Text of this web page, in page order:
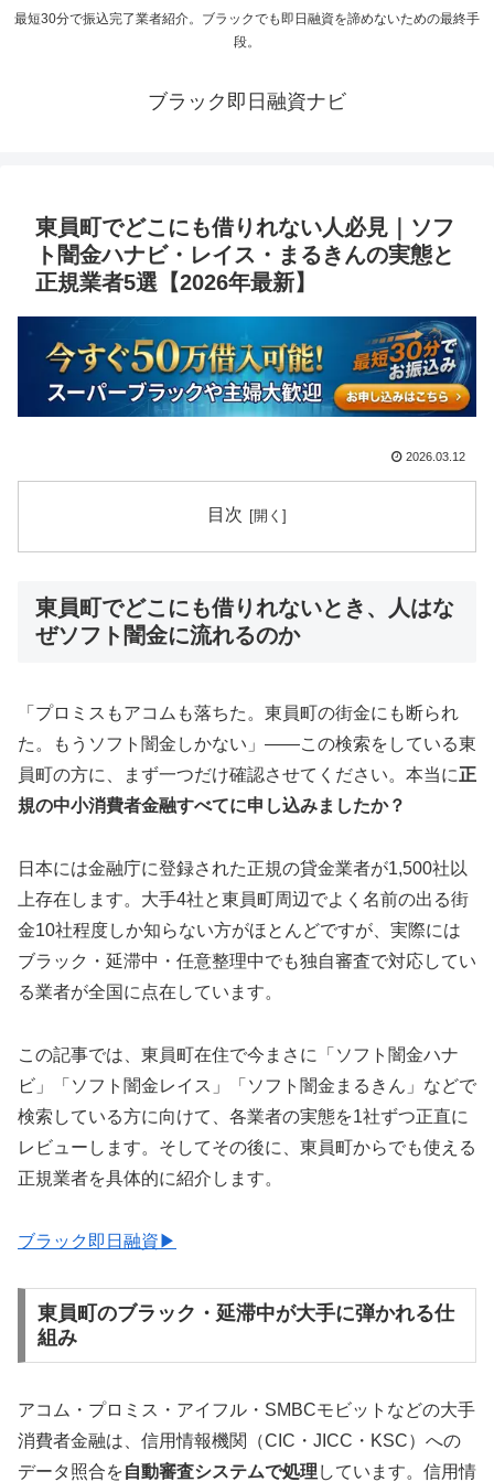
最短30分で振込完了業者紹介。ブラックでも即日融資を諦めないための最終手
段。
ブラック即日融資ナビ
東員町でどこにも借りれない人必見｜ソフ
ト闇金ハナビ・レイス・まるきんの実態と
正規業者5選【2026年最新】
2026.03.12
目次
東員町でどこにも借りれないとき、人はな
ぜソフト闇金に流れるのか
「プロミスもアコムも落ちた。東員町の街金にも断られ
た。もうソフト闇金しかない」——この検索をしている東
員町の方に、まず一つだけ確認させてください。本当に正
規の中小消費者金融すべてに申し込みましたか？
日本には金融庁に登録された正規の貸金業者が1,500社以
上存在します。大手4社と東員町周辺でよく名前の出る街
金10社程度しか知らない方がほとんどですが、実際には
ブラック・延滞中・任意整理中でも独自審査で対応してい
る業者が全国に点在しています。
この記事では、東員町在住で今まさに「ソフト闇金ハナ
ビ」「ソフト闇金レイス」「ソフト闇金まるきん」などで
検索している方に向けて、各業者の実態を1社ずつ正直に
レビューします。そしてその後に、東員町からでも使える
正規業者を具体的に紹介します。
ブラック即日融資▶
東員町のブラック・延滞中が大手に弾かれる仕
組み
アコム・プロミス・アイフル・SMBCモビットなどの大手
消費者金融は、信用情報機関（CIC・JICC・KSC）への
データ照合を自動審査システムで処理 しています。信用情